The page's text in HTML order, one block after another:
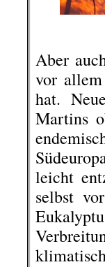
Aber
vor
hat.
Martins
leicht
selbst